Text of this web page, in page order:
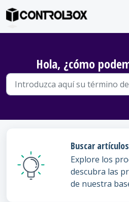
Hola, ¿cómo
Buscar artículos
Explore los
descubra las
de nuestra